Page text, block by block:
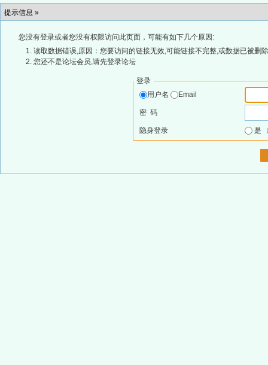
提示信息 »
您没有登录或者您没有权限访问此页面，可能有如下几个原因:
读取数据错误,原因：您要访问的链接无效,可能链接不完整,或数据已被删
您还不是论坛会员,请先登录论坛
登录
用户名
Email
密 码
隐身登录 是